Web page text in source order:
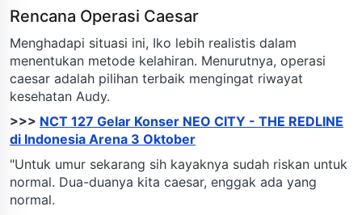
Rencana Operasi Caesar
Menghadapi situasi ini, Iko lebih realistis dalam
menentukan metode kelahiran. Menurutnya, operasi
caesar adalah pilihan terbaik mengingat riwayat
kesehatan Audy.
>>> NCT 127 Gelar Konser NEO CITY - THE REDLINE
di Indonesia Arena 3 Oktober
"Untuk umur sekarang sih kayaknya sudah riskan untuk
normal. Dua-duanya kita caesar, enggak ada yang
normal.